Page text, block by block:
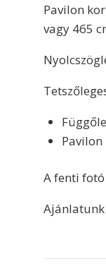
Pavilon
vagy 465
A fenti